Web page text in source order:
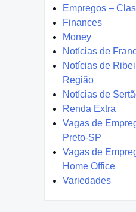
Empregos –
Finances
Money
Notícias de
Notícias de
Região
Notícias de
Renda Extra
Vagas de
Preto-SP
Vagas de
Home Office
Variedades